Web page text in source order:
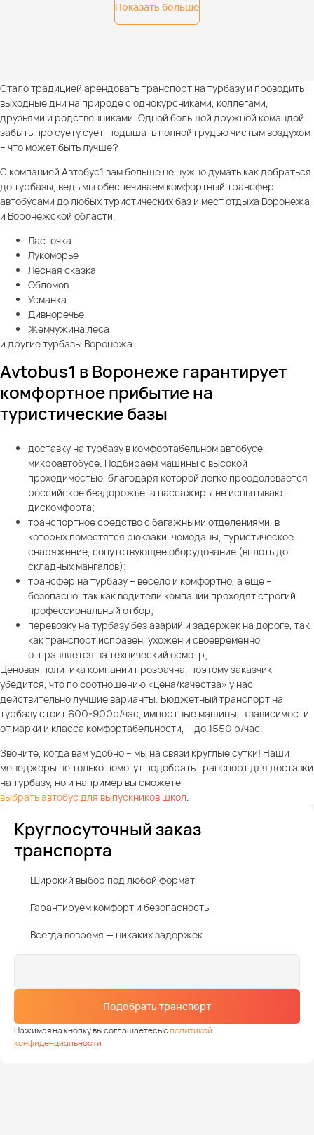
Показать больше
Стало традицией арендовать транспорт на турбазу и проводить
выходные дни на природе с однокурсниками, коллегами,
друзьями и родственниками. Одной большой дружной командой
забыть про суету сует, подышать полной грудью чистым воздухом
– что может быть лучше?
С компанией Автобус1 вам больше не нужно думать как добраться
до турбазы, ведь мы обеспечиваем комфортный трансфер
автобусами до любых туристических баз и мест отдыха Воронежа
и Воронежской области.
Ласточка
Лукоморье
Лесная сказка
Обломов
Усманка
Дивноречье
Жемчужина леса
и другие турбазы Воронежа.
Avtobus1 в Воронеже гарантирует
комфортное прибытие на
туристические базы
доставку на турбазу в комфортабельном автобусе,
микроавтобусе. Подбираем машины с высокой
проходимостью, благодаря которой легко преодолевается
российское бездорожье, а пассажиры не испытывают
дискомфорта;
транспортное средство с багажными отделениями, в
которых поместятся рюкзаки, чемоданы, туристическое
снаряжение, сопутствующее оборудование (вплоть до
складных мангалов);
трансфер на турбазу – весело и комфортно, а еще –
безопасно, так как водители компании проходят строгий
профессиональный отбор;
перевозку на турбазу без аварий и задержек на дороге, так
как транспорт исправен, ухожен и своевременно
отправляется на технический осмотр;
Ценовая политика компании прозрачна, поэтому заказчик
убедится, что по соотношению «цена/качества» у нас
действительно лучшие варианты. Бюджетный транспорт на
турбазу стоит 600-900р/час, импортные машины, в зависимости
от марки и класса комфортабельности, – до 1550 р/час.
Звоните, когда вам удобно – мы на связи круглые сутки! Наши
менеджеры не только помогут подобрать транспорт для доставки
на турбазу, но и например вы сможете
выбрать автобус для выпускников школ.
Круглосуточный заказ
транспорта
Широкий выбор под любой формат
Гарантируем комфорт и безопасность
Всегда вовремя — никаких задержек
Подобрать транспорт
Нажимая на кнопку вы соглашаетесь сполитикой
конфиденциальности